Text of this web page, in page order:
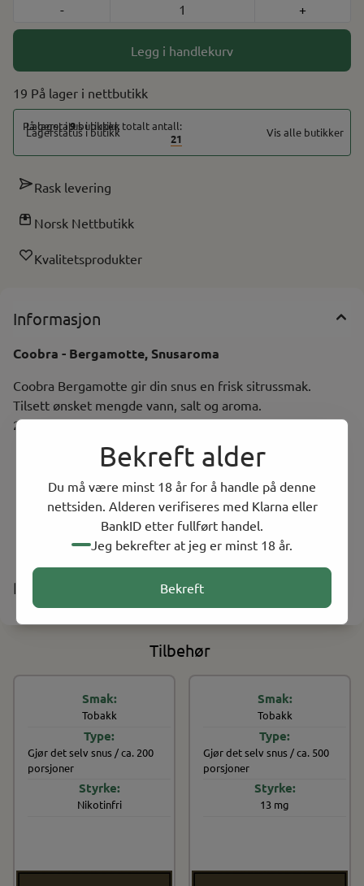
Bekreft alder
Du må være minst 18 år for å handle på denne
nettsiden. Alderen verifiseres med Klarna eller
BankID etter fullført handel.
Jeg bekrefter at jeg er minst 18 år.
Bekreft
- +
Legg i handlekurv
19 På lager
På lager i9butikker, totalt antall:
21
Vis alle butikker
Rask levering
Norsk Nettbutikk
Kvalitetsprodukter
Informasjon
Coobra - Bergamotte, Snusaroma
Coobra Bergamotte gir din snus en frisk sitrussmak.
Tilsett ønsket mengde vann, salt og aroma.
2-3 døgn i kjøleskapet gir beste resultat mht. smak.
Aroma til snus
Innhold 25 ml. Holder til ca. 1kg snus.
Smak av sitrus
Produsent
Tilbehør
Tobakk
Gjør det selv snus / ca. 200
porsjoner
Nikotinfri
Tobakk
Gjør det selv snus / ca. 500
porsjoner
13 mg